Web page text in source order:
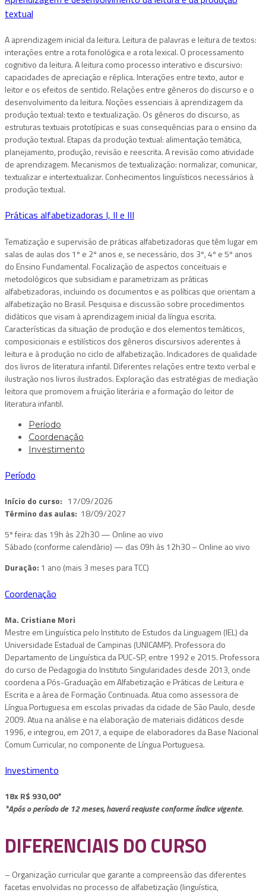
textual
A aprendizagem inicial da leitura. Leitura de palavras e leitura de textos:
interações entre a rota fonológica e a rota lexical. O processamento
cognitivo da leitura. A leitura como processo interativo e discursivo:
capacidades de apreciação e réplica. Interações entre texto, autor e
leitor e os efeitos de sentido. Relações entre gêneros do discurso e o
desenvolvimento da leitura. Noções essenciais à aprendizagem da
produção textual: texto e textualização. Os gêneros do discurso, as
estruturas textuais prototípicas e suas consequências para o ensino da
produção textual. Etapas da produção textual: alimentação temática,
planejamento, produção, revisão e reescrita. A revisão como atividade
de aprendizagem. Mecanismos de textualização: normalizar, comunicar,
textualizar e intertextualizar. Conhecimentos linguísticos necessários à
produção textual.
Práticas alfabetizadoras I, II e III
Tematização e supervisão de práticas alfabetizadoras que têm lugar em
salas de aulas dos 1º e 2º anos e, se necessário, dos 3º, 4º e 5º anos
do Ensino Fundamental. Focalização de aspectos conceituais e
metodológicos que subsidiam e parametrizam as práticas
alfabetizadoras, incluindo os documentos e as políticas que orientam a
alfabetização no Brasil. Pesquisa e discussão sobre procedimentos
didáticos que visam à aprendizagem inicial da língua escrita.
Características da situação de produção e dos elementos temáticos,
composicionais e estilísticos dos gêneros discursivos aderentes à
leitura e à produção no ciclo de alfabetização. Indicadores de qualidade
dos livros de literatura infantil. Diferentes relações entre texto verbal e
ilustração nos livros ilustrados. Exploração das estratégias de mediação
leitora que promovem a fruição literária e a formação do leitor de
literatura infantil.
Período
Coordenação
Investimento
Período
Início do curso: 17/09/2026
Término das aulas: 18/09/2027
5ª feira: das 19h às 22h30 — Online ao vivo
Sábado (conforme calendário) — das 09h às 12h30 – Online ao vivo
Duração: 1 ano (mais 3 meses para TCC)
Coordenação
Ma. Cristiane Mori
Mestre em Linguística pelo Instituto de Estudos da Linguagem (IEL) da
Universidade Estadual de Campinas (UNICAMP). Professora do
Departamento de Linguística da PUC-SP, entre 1992 e 2015. Professora
do curso de Pedagogia do Instituto Singularidades desde 2013, onde
coordena a Pós-Graduação em Alfabetização e Práticas de Leitura e
Escrita e a área de Formação Continuada. Atua como assessora de
Língua Portuguesa em escolas privadas da cidade de São Paulo, desde
2009. Atua na análise e na elaboração de materiais didáticos desde
1996, e integrou, em 2017, a equipe de elaboradores da Base Nacional
Comum Curricular, no componente de Língua Portuguesa.
Investimento
18x R$ 930,00*
*Após o período de 12 meses, haverá reajuste conforme índice vigente.
DIFERENCIAIS DO CURSO
– Organização curricular que garante a compreensão das diferentes
facetas envolvidas no processo de alfabetização (linguística,